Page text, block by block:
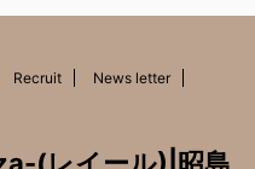
Recruit
News letter
(レイール)|昭島